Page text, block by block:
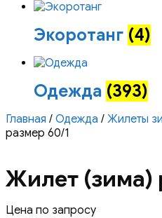
Экоротанг (4)
Одежда (393)
Главная / Одежда / Жилеты
размер 60/1
Жилет (зима)
Цена по запросу